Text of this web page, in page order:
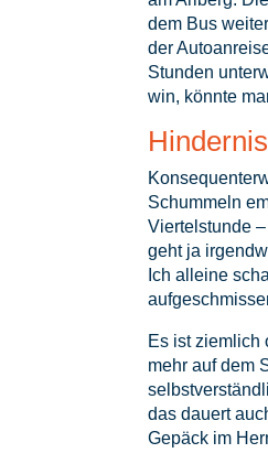
dem Bus
der
Stunden
win, könnte
Schummeln
Viertelstunde
geht ja
Ich alleine
Es ist ziemlich
mehr auf dem
das dauert
Gepäck im